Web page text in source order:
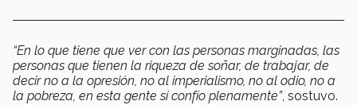
“En lo que tiene que ver con las personas marginadas, las
personas que tienen la riqueza de soñar, de trabajar, de
decir no a la opresión, no al imperialismo, no al odio, no a
la pobreza, en esta gente sí confío plenamente”, sostuvo.